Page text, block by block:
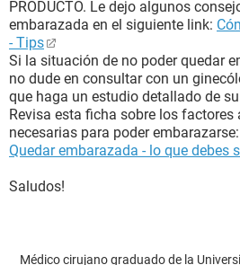
PRODUCTO. Le dejo algunos
embarazada en el siguiente link:
- Tips
Si la situación de no poder quedar
no dude en consultar con un
que haga un estudio detallado de
Revisa esta ficha sobre los
necesarias para poder embarazarse:
Quedar embarazada - lo que debes
Saludos!
Médico cirujano graduado de la